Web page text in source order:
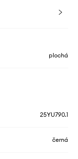
plochá
25YU790.1
černá